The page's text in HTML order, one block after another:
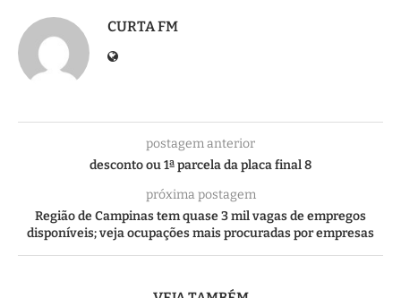
CURTA FM
postagem anterior
desconto ou 1ª parcela da placa final 8
próxima postagem
Região de Campinas tem quase 3 mil vagas de empregos
disponíveis; veja ocupações mais procuradas por empresas